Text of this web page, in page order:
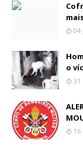
04
o
31